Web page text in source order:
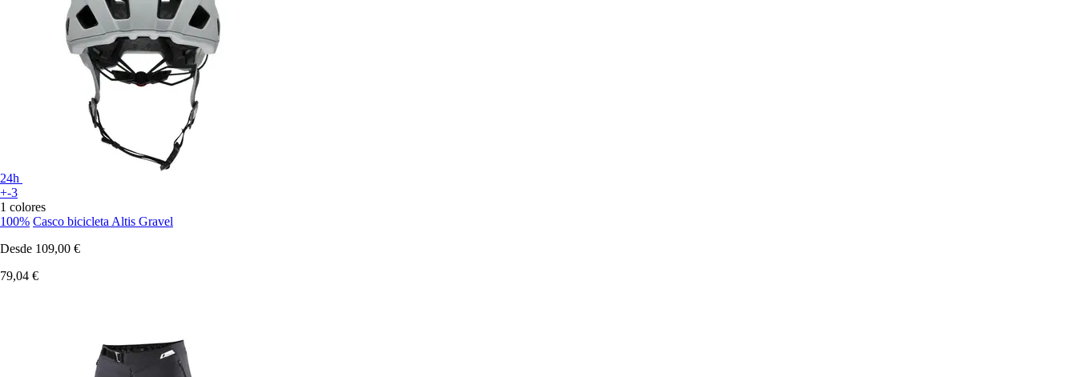
24h
+-3
1 colores
100% Casco bicicleta Altis Gravel
Desde 109,00 €
79,04 €